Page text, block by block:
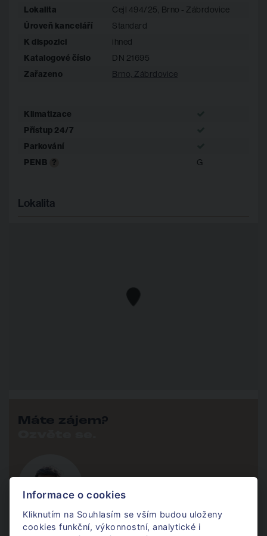
Lokalita Cejl 494/25, Brno - Zábrdovice
Úroveň kanceláří Standard
K dispozici ihned
Katalogové číslo DN 21695
Zařazeno Brno, Zábrdovice
Klimatizace
Přístup 24/7
Parkování
PENB ? G
Lokalita
Máte zájem?
Komerce
Informace o cookies
Kliknutím na Souhlasím se vším budou uloženy
cookies funkční, výkonnostní, analytické i